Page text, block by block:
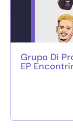
Grupo Di
EP